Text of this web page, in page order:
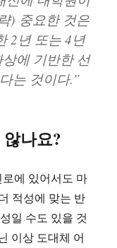
) 중요한 것은
2년 또는 4년
에 기반한 선
는 것이다.”
나요?
에 있어서도 마
적성에 맞는 반
일 수도 있을 것
이상 도대체 어